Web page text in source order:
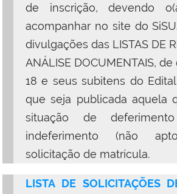
de inscrição, devendo
acompanhar no site do
divulgações das LISTAS DE
ANÁLISE DOCUMENTAIS,
18 e seus subitens do
que seja publicada aquela
situação de
indeferimento (não
solicitação de matrícula.
LISTA DE SOLICITAÇÕES